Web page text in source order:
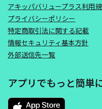
アキッパバリュープラス利用
プライバシーポリシー
特定商取引法に関する記載
情報セキュリティ基本方針
外部送信先一覧
アプリでもっと簡単